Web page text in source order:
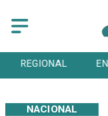
ENTRETENCIÓN
NACIONAL